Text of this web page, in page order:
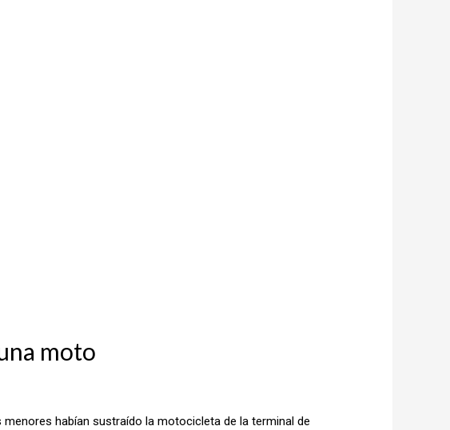
moto
habían sustraído la motocicleta de la terminal de